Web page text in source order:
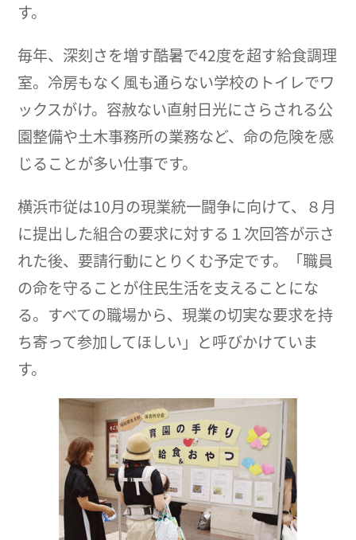
す。
毎年、深刻さを増す酷暑で42度を超す給食調理
室。冷房もなく風も通らない学校のトイレでワ
ックスがけ。容赦ない直射日光にさらされる公
園整備や土木事務所の業務など、命の危険を感
じることが多い仕事です。
横浜市従は10月の現業統一闘争に向けて、８月
に提出した組合の要求に対する１次回答が示さ
れた後、要請行動にとりくむ予定です。「職員
の命を守ることが住民生活を支えることにな
る。すべての職場から、現業の切実な要求を持
ち寄って参加してほしい」と呼びかけていま
す。